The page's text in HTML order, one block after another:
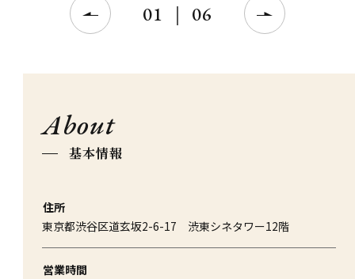
02 ｜ 06
About
基本情報
住所
東京都渋谷区道玄坂2-6-17 渋東シネタワー12階
営業時間